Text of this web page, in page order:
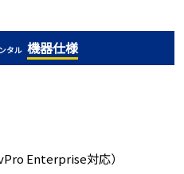
タル 機器仕様
Enterprise対応）